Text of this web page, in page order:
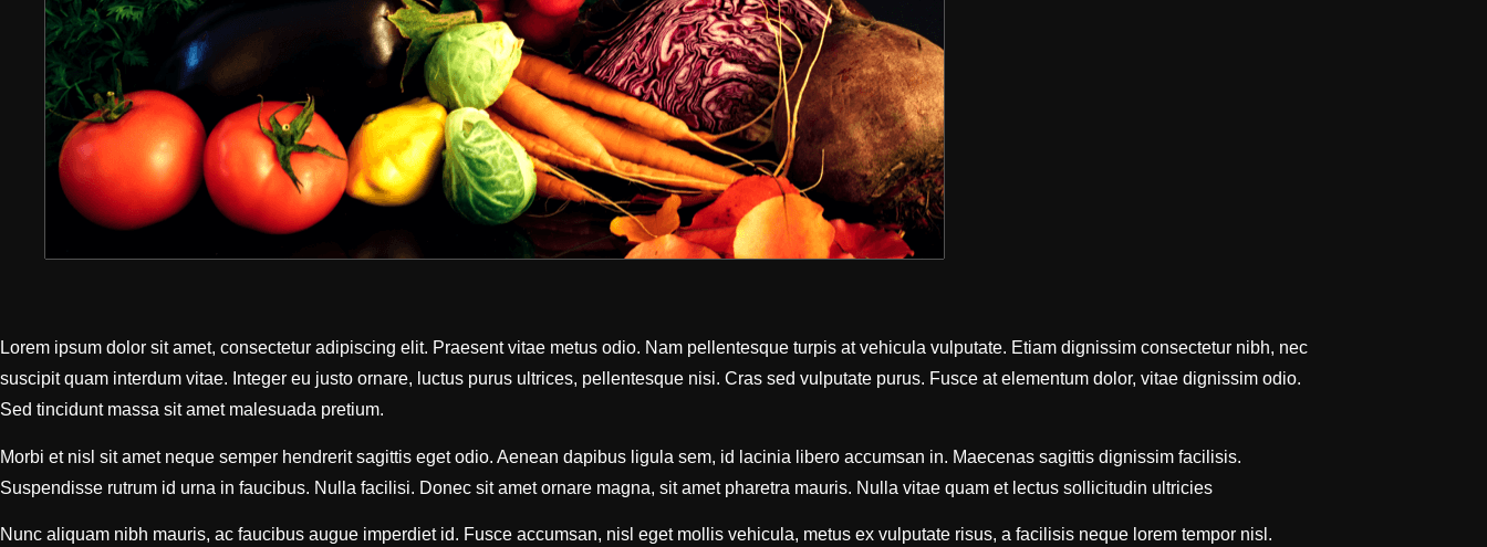
Lorem ipsum dolor sit amet, consectetur adipiscing elit. Praesent vitae metus odio. Nam pellentesque turpis at vehicula vulputate. Etiam dignissim consectetur nibh, nec
suscipit quam interdum vitae. Integer eu justo ornare, luctus purus ultrices, pellentesque nisi. Cras sed vulputate purus. Fusce at elementum dolor, vitae dignissim odio.
Sed tincidunt massa sit amet malesuada pretium.
Morbi et nisl sit amet neque semper hendrerit sagittis eget odio. Aenean dapibus ligula sem, id lacinia libero accumsan in. Maecenas sagittis dignissim facilisis.
Suspendisse rutrum id urna in faucibus. Nulla facilisi. Donec sit amet ornare magna, sit amet pharetra mauris. Nulla vitae quam et lectus sollicitudin ultricies
Nunc aliquam nibh mauris, ac faucibus augue imperdiet id. Fusce accumsan, nisl eget mollis vehicula, metus ex vulputate risus, a facilisis neque lorem tempor nisl.